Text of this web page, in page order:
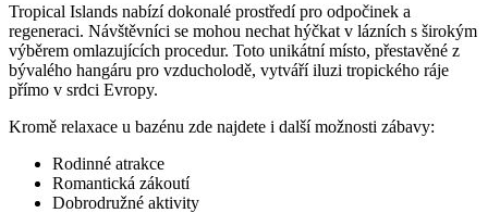
Tropical Islands nabízí dokonalé prostředí pro odpočinek a
regeneraci. Návštěvníci se mohou nechat hýčkat v lázních s širokým
výběrem omlazujících procedur. Toto unikátní místo, přestavěné z
bývalého hangáru pro vzducholodě, vytváří iluzi tropického ráje
přímo v srdci Evropy.
Kromě relaxace u bazénu zde najdete i další možnosti zábavy:
Rodinné atrakce
Romantická zákoutí
Dobrodružné aktivity